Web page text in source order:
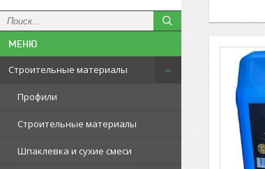
Строительные материалы
Профили
Строительные материалы
Шпаклевка и сухие смеси